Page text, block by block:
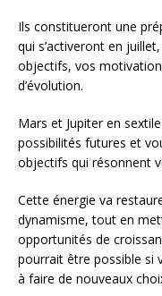
Ils constitueront une
qui s’activeront en
objectifs, vos
d’évolution.
Mars et Jupiter en
possibilités futures et
objectifs qui résonnent
Cette énergie va
dynamisme, tout en
opportunités de
pourrait être possible si
à faire de nouveaux